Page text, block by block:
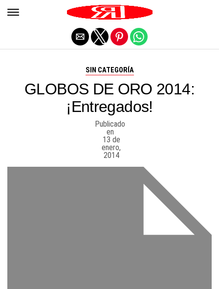
SIN CATEGORÍA
GLOBOS DE ORO 2014:
¡Entregados!
Publicado
en
13 de
enero,
2014
Salir de la versión móvil